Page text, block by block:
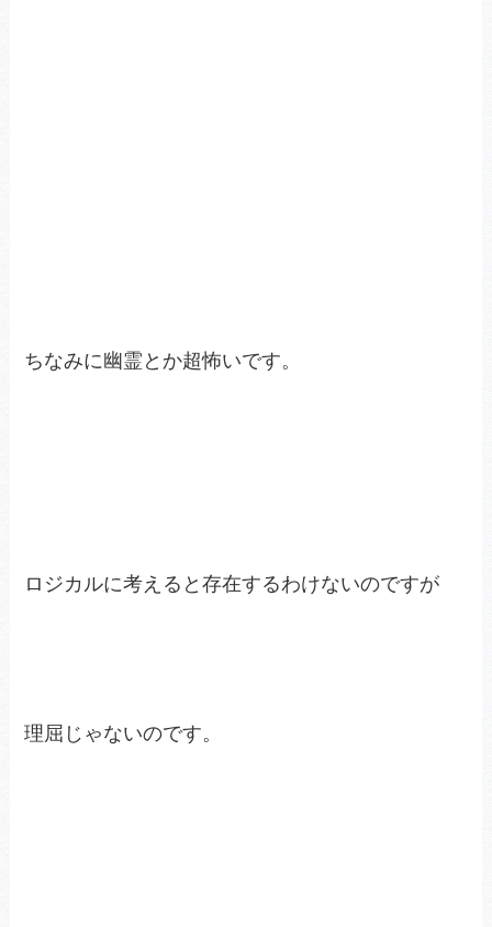
ちなみに幽霊とか超怖いです。
ロジカルに考えると存在するわけないのですが
理屈じゃないのです。